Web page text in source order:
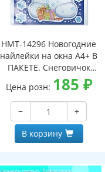
НМТ-14296 Новогодние
найлейки на окна А4+ В
ПАКЕТЕ. Снеговичок
(серебряная
металлизация,
многоразовые)
Цена розн: 185 ₽
−
+
В корзину